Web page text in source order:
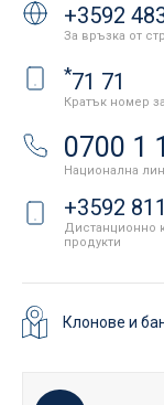
+3592
За връзка от
*71 71
Кратък номер
0700 1
Национална
+3592
Дистанционно
продукти
Клонове и